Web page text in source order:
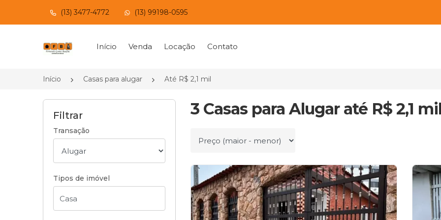
(13) 3477-4772 (13) 99198-0595
Página inicial
Início Venda Locação Contato
Início Casas para alugar Até R$ 2,1 mil
Filtrar
Transação
Tipos de imóvel
3 Casas para Alugar até R$ 2,1 mil
Ordenar por